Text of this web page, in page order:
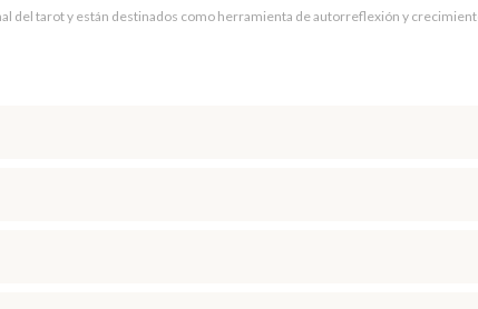
del tarot y están destinados como herramienta de autorreflexión y